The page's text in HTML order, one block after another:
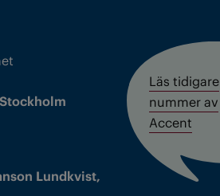
Lundkvist,
Läs tidigare
nummer av
Accent